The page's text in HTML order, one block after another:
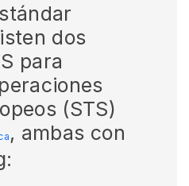
dos
para
(STS)
, ambas con